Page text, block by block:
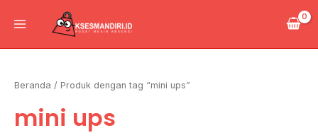
Beranda / Produk dengan tag “mini ups”
mini ups